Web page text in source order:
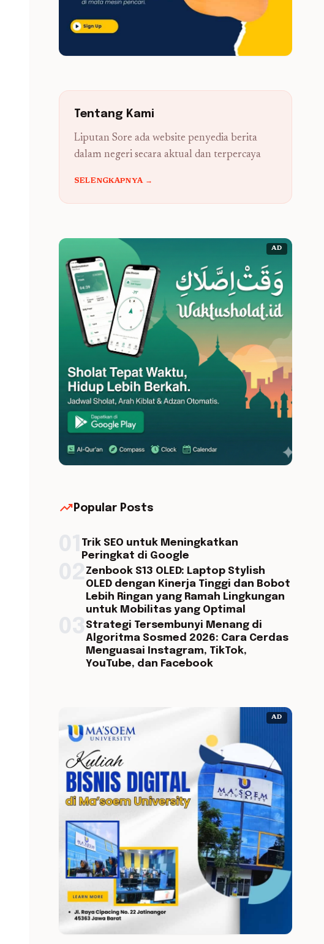
Tentang Kami
Liputan Sore ada website penyedia berita
dalam negeri secara aktual dan terpercaya
SELENGKAPNYA →
AD
trending_up Popular Posts
Trik SEO untuk Meningkatkan
Peringkat di Google
Zenbook S13 OLED: Laptop Stylish
OLED dengan Kinerja Tinggi dan Bobot
Lebih Ringan yang Ramah Lingkungan
untuk Mobilitas yang Optimal
Strategi Tersembunyi Menang di
Algoritma Sosmed 2026: Cara Cerdas
Menguasai Instagram, TikTok,
YouTube, dan Facebook
AD